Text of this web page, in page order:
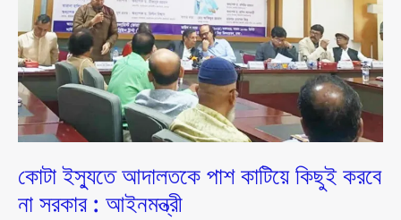
কোটা ইস্যুতে আদালতকে পাশ কাটিয়ে কিছুই করবে
না সরকার : আইনমন্ত্রী
কিছুই
করবে
না
সরকার
:
আইনমন্ত্রী